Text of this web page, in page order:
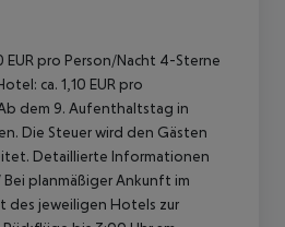
pro Person/Nacht 4-Sterne
ca. 1,10 EUR pro
dem 9. Aufenthaltstag in
Die Steuer wird den Gästen
Detaillierte Informationen
planmäßiger Ankunft im
des jeweiligen Hotels zur